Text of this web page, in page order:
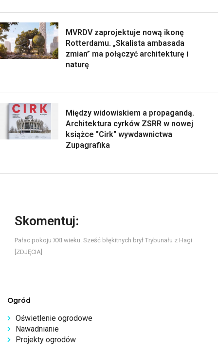
MVRDV zaprojektuje nową ikonę
Rotterdamu. „Skalista ambasada
zmian” ma połączyć architekturę i
naturę
Między widowiskiem a propagandą.
Architektura cyrków ZSRR w nowej
książce "Cirk" wywdawnictwa
Zupagrafika
Skomentuj:
Pałac pokoju XXI wieku. Sześć błękitnych brył Trybunału z Hagi
[ZDJĘCIA]
Ogród
Oświetlenie ogrodowe
Nawadnianie
Projekty ogrodów